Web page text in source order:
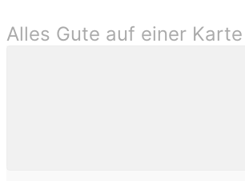
Alles Gute auf einer Karte